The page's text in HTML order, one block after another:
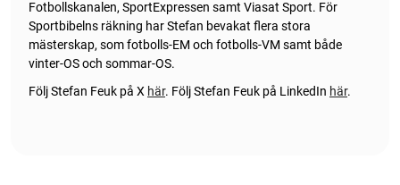
Fotbollskanalen, SportExpressen samt Viasat Sport. För
Sportbibelns räkning har Stefan bevakat flera stora
mästerskap, som fotbolls-EM och fotbolls-VM samt både
vinter-OS och sommar-OS.
Följ Stefan Feuk på X här. Följ Stefan Feuk på LinkedIn här.